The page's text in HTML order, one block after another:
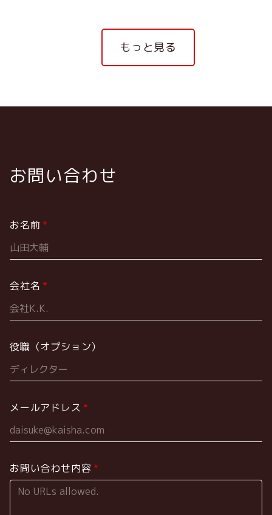
もっと見る
お問い合わせ
お名前
会社名
役職（オプション）
メールアドレス
お問い合わせ内容